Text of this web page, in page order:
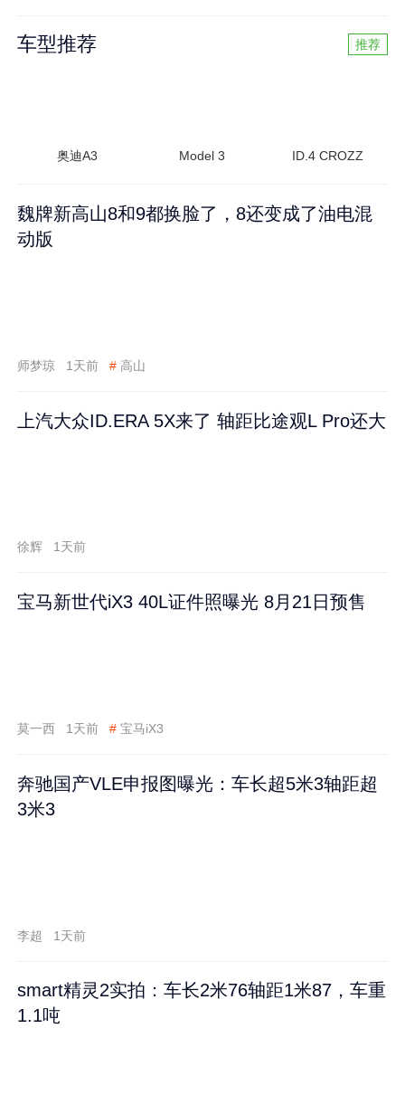
车型推荐 推荐
奥迪A3 Model 3 ID.4 CROZZ
魏牌新高山8和9都换脸了，8还变成了油电混
动版
师梦琼 1天前 # 高山
上汽大众ID.ERA 5X来了 轴距比途观L Pro还大
徐辉 1天前
宝马新世代iX3 40L证件照曝光 8月21日预售
莫一西 1天前 # 宝马iX3
奔驰国产VLE申报图曝光：车长超5米3轴距超
3米3
李超 1天前
smart精灵2实拍：车长2米76轴距1米87，车重
1.1吨